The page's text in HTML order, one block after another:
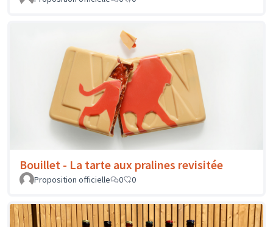
Bouillet - La tarte aux pralines revisitée
Proposition officielle 0 0